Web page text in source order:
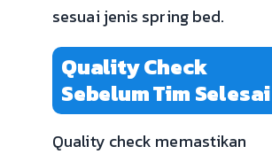
sesuai jenis spring bed.
Quality Check
Sebelum Tim Selesai
Quality check memastikan